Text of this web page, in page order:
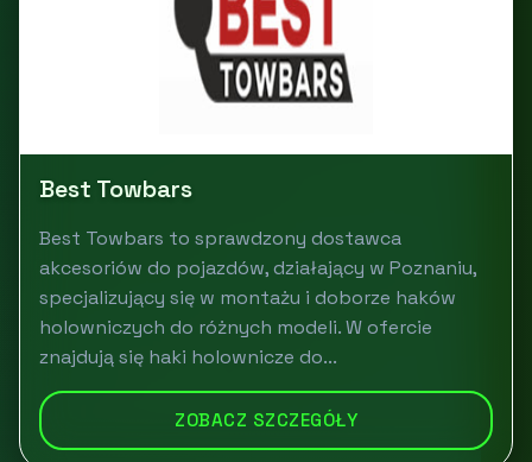
Best Towbars
Best Towbars to sprawdzony dostawca
akcesoriów do pojazdów, działający w Poznaniu,
specjalizujący się w montażu i doborze haków
holowniczych do różnych modeli. W ofercie
znajdują się haki holownicze do...
ZOBACZ SZCZEGÓŁY